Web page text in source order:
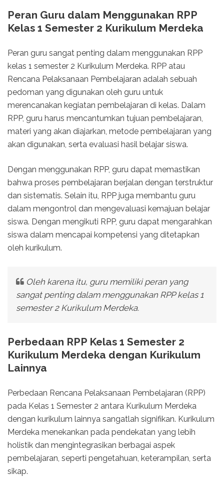
Peran Guru dalam Menggunakan RPP
Kelas 1 Semester 2 Kurikulum Merdeka
Peran guru sangat penting dalam menggunakan RPP
kelas 1 semester 2 Kurikulum Merdeka. RPP atau
Rencana Pelaksanaan Pembelajaran adalah sebuah
pedoman yang digunakan oleh guru untuk
merencanakan kegiatan pembelajaran di kelas. Dalam
RPP, guru harus mencantumkan tujuan pembelajaran,
materi yang akan diajarkan, metode pembelajaran yang
akan digunakan, serta evaluasi hasil belajar siswa.
Dengan menggunakan RPP, guru dapat memastikan
bahwa proses pembelajaran berjalan dengan terstruktur
dan sistematis. Selain itu, RPP juga membantu guru
dalam mengontrol dan mengevaluasi kemajuan belajar
siswa. Dengan mengikuti RPP, guru dapat mengarahkan
siswa dalam mencapai kompetensi yang ditetapkan
oleh kurikulum.
Oleh karena itu, guru memiliki peran yang
sangat penting dalam menggunakan RPP kelas 1
semester 2 Kurikulum Merdeka.
Perbedaan RPP Kelas 1 Semester 2
Kurikulum Merdeka dengan Kurikulum
Lainnya
Perbedaan Rencana Pelaksanaan Pembelajaran (RPP)
pada Kelas 1 Semester 2 antara Kurikulum Merdeka
dengan kurikulum lainnya sangatlah signifikan. Kurikulum
Merdeka menekankan pada pendekatan yang lebih
holistik dan mengintegrasikan berbagai aspek
pembelajaran, seperti pengetahuan, keterampilan, serta
sikap.